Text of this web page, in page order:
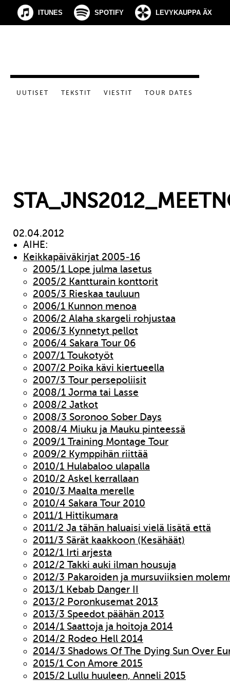
ITUNES SPOTIFY LEVYKAUPPA ÄX
UUTISET TEKSTIT VIESTIT TOUR DATES
02.04.2012
AIHE:
Keikkapäiväkirjat 2005-16
2005/1 Lope julma lasetus
2005/2 Kantturain konttorit
2005/3 Rieskaa tauluun
2006/1 Kunnon menoa
2006/2 Alaha skargeli rohjustaa
2006/3 Kynnetyt pellot
2006/4 Sakara Tour 06
2007/1 Toukotyöt
2007/2 Poika kävi kiertueella
2007/3 Tour persepoliisit
2008/1 Jorma tai Lasse
2008/2 Jatkot
2008/3 Soronoo Sober Days
2008/4 Miuku ja Mauku pinteessä
2009/1 Training Montage Tour
2009/2 Kymppihän riittää
2010/1 Hulabaloo ulapalla
2010/2 Askel kerrallaan
2010/3 Maalta merelle
2010/4 Sakara Tour 2010
2011/1 Hittikumara
2011/2 Ja tähän haluaisi vielä lisätä että
2011/3 Särät kaakkoon (Kesähäät)
2012/1 Irti arjesta
2012/2 Takki auki ilman housuja
2012/3 Pakaroiden ja mursuviiksien
2013/1 Kebab Danger II
2013/2 Poronkusemat 2013
2013/3 Speedot päähän 2013
2014/1 Saattoja ja hoitoja 2014
2014/2 Rodeo Hell 2014
2014/3 Shadows Of The Dying Sun Over
2015/1 Con Amore 2015
2015/2 Lullu huuleen, Anneli 2015